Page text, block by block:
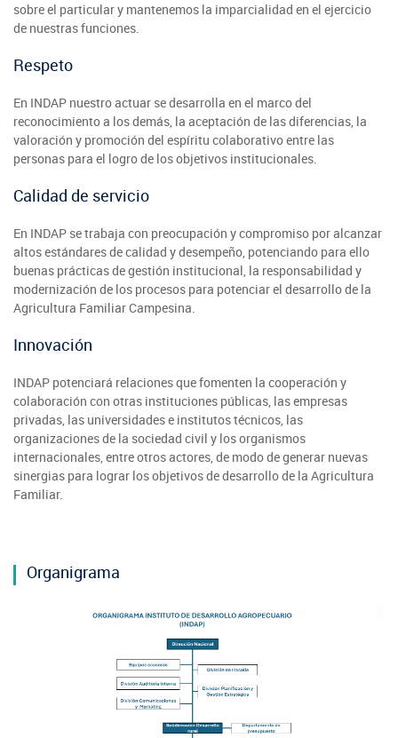
sobre el particular y mantenemos la imparcialidad en el ejercicio
de nuestras funciones.
Respeto
En INDAP nuestro actuar se desarrolla en el marco del
reconocimiento a los demás, la aceptación de las diferencias, la
valoración y promoción del espíritu colaborativo entre las
personas para el logro de los objetivos institucionales.
Calidad de servicio
En INDAP se trabaja con preocupación y compromiso por alcanzar
altos estándares de calidad y desempeño, potenciando para ello
buenas prácticas de gestión institucional, la responsabilidad y
modernización de los procesos para potenciar el desarrollo de la
Agricultura Familiar Campesina.
Innovación
INDAP potenciará relaciones que fomenten la cooperación y
colaboración con otras instituciones públicas, las empresas
privadas, las universidades e institutos técnicos, las
organizaciones de la sociedad civil y los organismos
internacionales, entre otros actores, de modo de generar nuevas
sinergias para lograr los objetivos de desarrollo de la Agricultura
Familiar.
Organigrama